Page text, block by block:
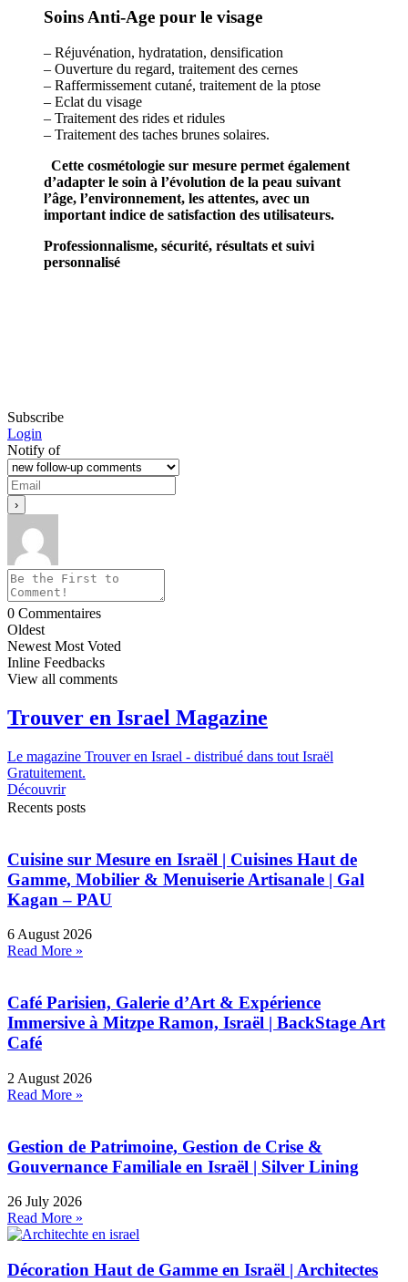
Soins Anti-Age pour le visage
– Réjuvénation, hydratation, densification
– Ouverture du regard, traitement des cernes
– Raffermissement cutané, traitement de la ptose
– Eclat du visage
– Traitement des rides et ridules
– Traitement des taches brunes solaires.
Cette cosmétologie sur mesure permet également
d’adapter le soin à l’évolution de la peau suivant
l’âge, l’environnement, les attentes, avec un
important indice de satisfaction des utilisateurs.
Professionnalisme, sécurité, résultats et suivi
personnalisé
Subscribe
Login
Notify of
0 Commentaires
Oldest
Newest Most Voted
Inline Feedbacks
View all comments
Trouver en Israel Magazine
Le magazine Trouver en Israel - distribué dans tout Israël
Gratuitement.
Découvrir
Recents posts
Cuisine sur Mesure en Israël | Cuisines Haut de
Gamme, Mobilier & Menuiserie Artisanale | Gal
Kagan – PAU
6 August 2026
Read More »
Café Parisien, Galerie d’Art & Expérience
Immersive à Mitzpe Ramon, Israël | BackStage Art
Café
2 August 2026
Read More »
Gestion de Patrimoine, Gestion de Crise &
Gouvernance Familiale en Israël | Silver Lining
26 July 2026
Read More »
Décoration Haut de Gamme en Israël | Architectes